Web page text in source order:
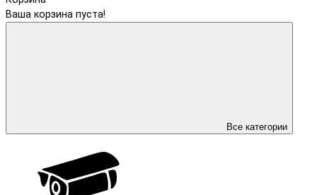
Ваша корзина пуста!
Все категории